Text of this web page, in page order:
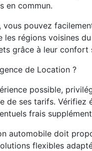
en commun.
pouvez
régions voisines
grâce à leur
de Location ?
possible,
de ses tarifs.
frais
automobile doit
flexibles